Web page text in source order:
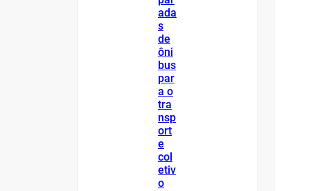
ada
s
de
ôni
bus
par
a o
tra
nsp
ort
e
col
etiv
o